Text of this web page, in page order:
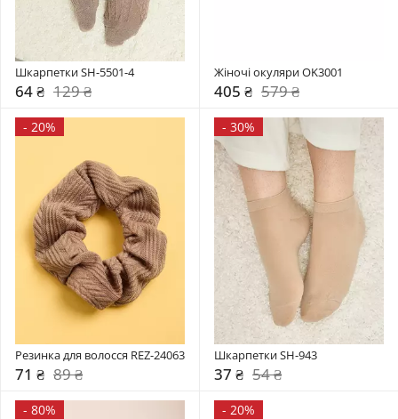
Шкарпетки SH-5501-4
64 ₴ 129 ₴
Жіночі окуляри OK3001
405 ₴ 579 ₴
- 20%
Резинка для волосся REZ-24063
71 ₴ 89 ₴
- 30%
Шкарпетки SH-943
37 ₴ 54 ₴
- 80% - 20%